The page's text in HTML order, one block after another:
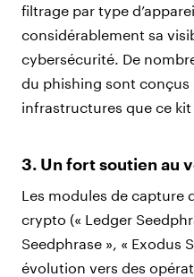
filtrage par type
considérablement sa
cybersécurité. De
du phishing sont conçus
infrastructures que ce
3. Un fort soutien au
Les modules de capture
crypto (« Ledger
Seedphrase », « Exodus
évolution vers des